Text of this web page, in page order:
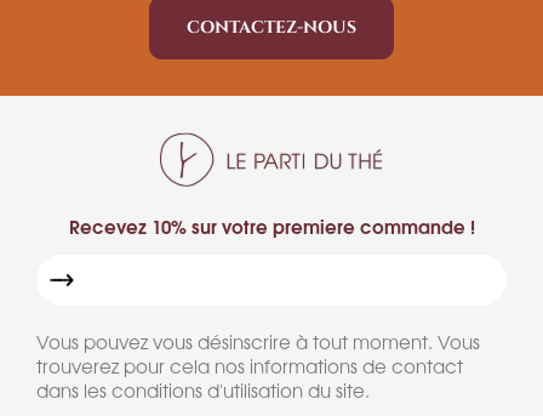
CONTACTEZ-NOUS
Recevez 10% sur votre premiere commande !
Vous pouvez vous désinscrire à tout moment. Vous
trouverez pour cela nos informations de contact
dans les conditions d'utilisation du site.